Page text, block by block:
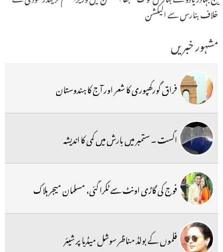
خلاف بنارس سے الیکشن
مشہور خبریں
فراق گورکھپوری کا شعر اور آج کا ہندوستان
اگست ۔ ستمبر میں بارش میں کمی کا اندیشہ
فوج کی گاڑی اونٹ سے ٹکرا گئی، مسلمان میجر ہلاک
فلموں کے بولڈ مناظر سوشل میڈیا پر شیئر